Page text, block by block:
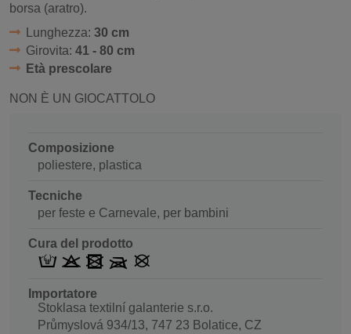
borsa (aratro).
Lunghezza: 30 cm
Girovita: 41 - 80 cm
Età prescolare
NON È UN GIOCATTOLO
Composizione
poliestere, plastica
Tecniche
per feste e Carnevale, per bambini
Cura del prodotto
Importatore
Stoklasa textilní galanterie s.r.o.
Průmyslová 934/13, 747 23 Bolatice, CZ